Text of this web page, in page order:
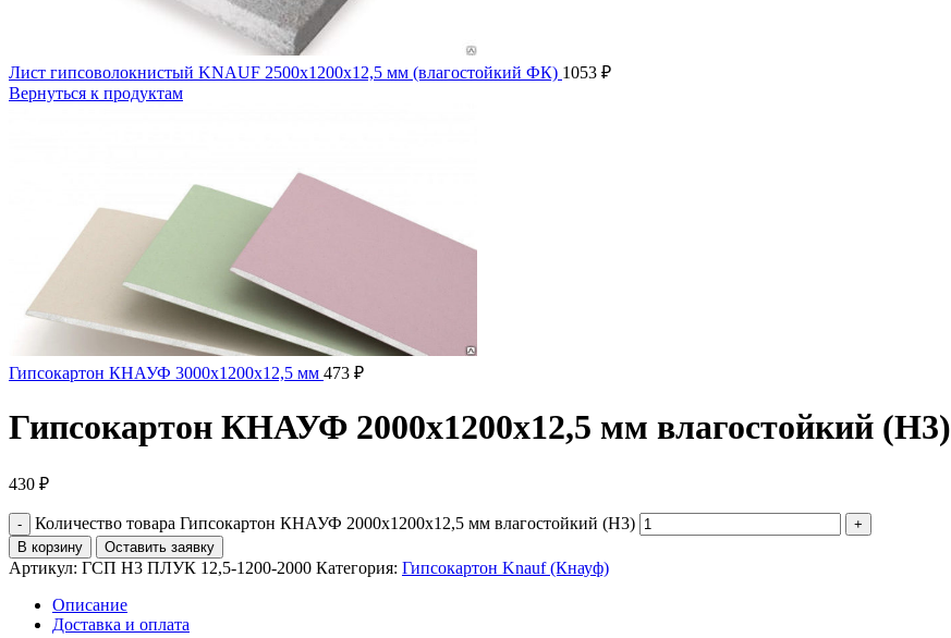
Лист гипсоволокнистый KNAUF 2500х1200х12,5 мм (влагостойкий ФК) 1053 ₽
Вернуться к продуктам
Гипсокартон КНАУФ 3000х1200х12,5 мм 473 ₽
Гипсокартон КНАУФ 2000х1200х12,5 мм влагостойкий (Н3)
430 ₽
Количество товара Гипсокартон КНАУФ 2000х1200х12,5 мм влагостойкий (Н3)
В корзину Оставить заявку
Артикул: ГСП Н3 ПЛУК 12,5-1200-2000 Категория: Гипсокартон Knauf (Кнауф)
Описание
Доставка и оплата